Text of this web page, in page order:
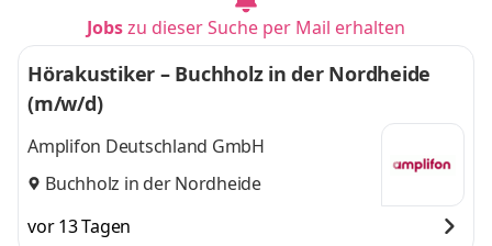
Jobszu dieser Suche per Mail erhalten
Hörakustiker – Buchholz in der Nordheide
(m/w/d)
Amplifon Deutschland GmbH
Buchholz in der Nordheide
vor 13 Tagen